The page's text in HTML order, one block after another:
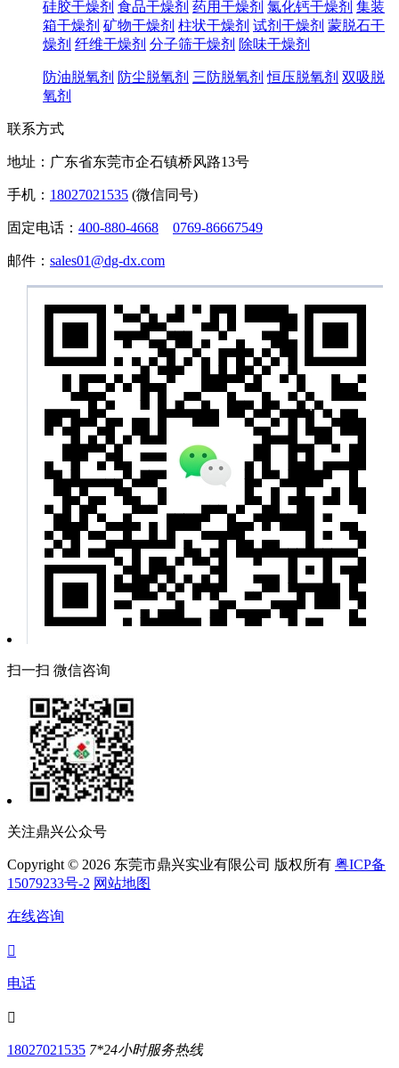
硅胶干燥剂 食品干燥剂 药用干燥剂 氯化钙干燥剂 集装
箱干燥剂 矿物干燥剂 柱状干燥剂 试剂干燥剂 蒙脱石干
燥剂 纤维干燥剂 分子筛干燥剂 除味干燥剂
防油脱氧剂 防尘脱氧剂 三防脱氧剂 恒压脱氧剂 双吸脱
氧剂
联系方式
地址：广东省东莞市企石镇桥风路13号
手机： 18027021535 (微信同号)
固定电话： 400-880-4668 0769-86667549
邮件： sales01@dg-dx.com
扫一扫 微信咨询
关注鼎兴公众号
Copyright © 2026 东莞市鼎兴实业有限公司 版权所有 粤ICP备
15079233号-2 网站地图
在线咨询

电话

18027021535 7*24小时服务热线